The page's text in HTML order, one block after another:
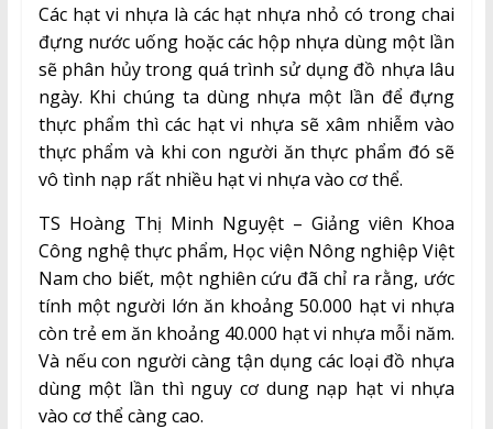
Các hạt vi nhựa là các hạt nhựa nhỏ có trong chai
đựng nước uống hoặc các hộp nhựa dùng một lần
sẽ phân hủy trong quá trình sử dụng đồ nhựa lâu
ngày. Khi chúng ta dùng nhựa một lần để đựng
thực phẩm thì các hạt vi nhựa sẽ xâm nhiễm vào
thực phẩm và khi con người ăn thực phẩm đó sẽ
vô tình nạp rất nhiều hạt vi nhựa vào cơ thể.
TS Hoàng Thị Minh Nguyệt – Giảng viên Khoa
Công nghệ thực phẩm, Học viện Nông nghiệp Việt
Nam cho biết, một nghiên cứu đã chỉ ra rằng, ước
tính một người lớn ăn khoảng 50.000 hạt vi nhựa
còn trẻ em ăn khoảng 40.000 hạt vi nhựa mỗi năm.
Và nếu con người càng tận dụng các loại đồ nhựa
dùng một lần thì nguy cơ dung nạp hạt vi nhựa
vào cơ thể càng cao.